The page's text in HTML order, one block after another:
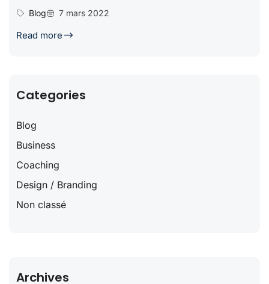
Blog
7 mars 2022
Read more
Categories
Blog
Business
Coaching
Design / Branding
Non classé
Archives